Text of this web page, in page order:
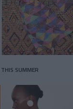
SUMMER